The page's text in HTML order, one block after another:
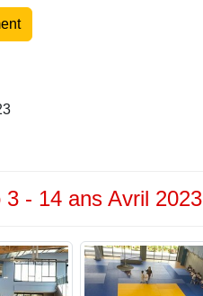
- 14 ans Avril 2023